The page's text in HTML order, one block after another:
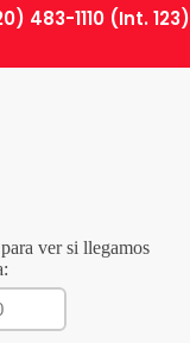
483-1110 (Int. 123)
ver si llegamos